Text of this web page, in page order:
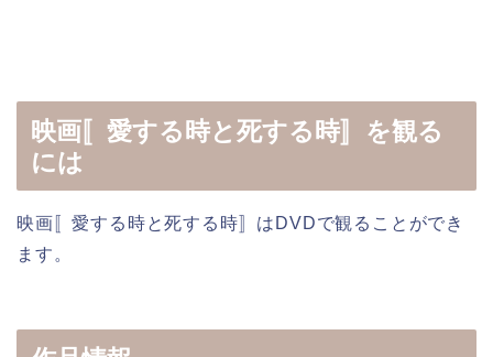
映画〚愛する時と死する時〛を観る
には
映画〚愛する時と死する時〛はDVDで観ることができ
ます。